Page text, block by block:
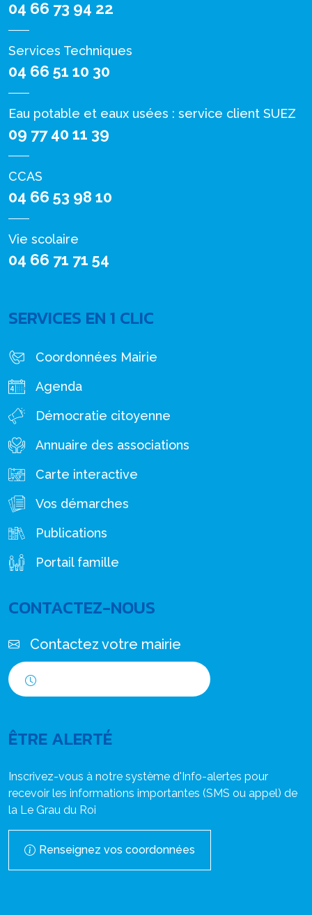
04 66 73 94 22
Services Techniques
04 66 51 10 30
Eau potable et eaux usées : service client SUEZ
09 77 40 11 39
CCAS
04 66 53 98 10
Vie scolaire
04 66 71 71 54
SERVICES EN 1 CLIC
Coordonnées Mairie
Agenda
Démocratie citoyenne
Annuaire des associations
Carte interactive
Vos démarches
Publications
Portail famille
CONTACTEZ-NOUS
Contactez votre mairie
ÊTRE ALERTÉ
Inscrivez-vous à notre système d'Info-alertes pour
recevoir les informations importantes (SMS ou appel) de
la Le Grau du Roi
Renseignez vos coordonnées